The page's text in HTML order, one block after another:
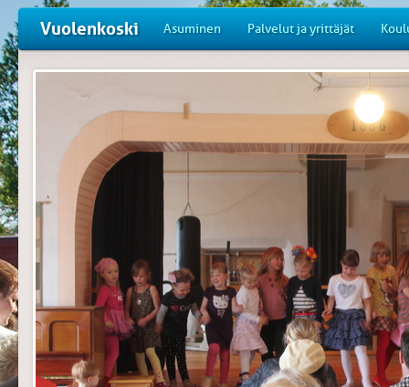
Vuolenkoski Asuminen Palvelut ja yrittäjät